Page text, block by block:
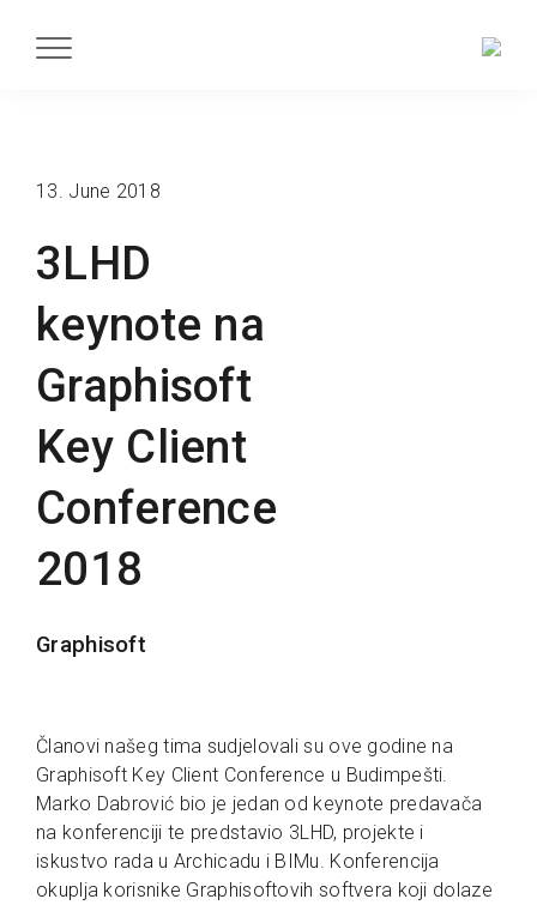
3LHD
keynote na
Graphisoft
Key Client
Conference
2018
Graphisoft
13. June 2018
Članovi našeg tima sudjelovali su ove godine na
Graphisoft Key Client Conference u Budimpešti.
Marko Dabrović bio je jedan od keynote predavača
na konferenciji te predstavio 3LHD, projekte i
iskustvo rada u Archicadu i BIMu. Konferencija
okuplja korisnike Graphisoftovih softvera koji dolaze